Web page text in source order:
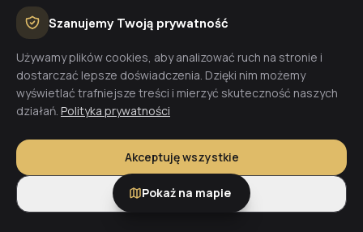
Masz już działkę w Wodzisławiu Śląskim?
budowy domu- kalkulator online w 2 minuty. Nie masz
jeszcze działki?Zamów bezpłatną analizę - ocenimy
warunki gruntowe, media i możliwości zabudowy
wybranego terenu.
Działki w okolicyPokaż na mapie
Szanujemy Twoją prywatność
Używamy plików cookies, aby analizować ruch na stronie i
dostarczać lepsze doświadczenia. Dzięki nim możemy
wyświetlać trafniejsze treści i mierzyć skuteczność naszych
działań. Polityka prywatności
Akceptuję wszystkie
Tylko niezbędne